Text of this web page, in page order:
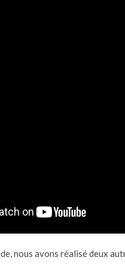
nous avons réalisé deux